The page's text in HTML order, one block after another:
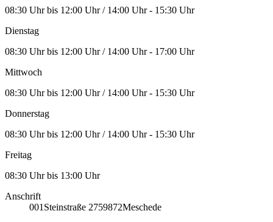
08:30 Uhr bis 12:00 Uhr / 14:00 Uhr - 15:30 Uhr
Dienstag
08:30 Uhr bis 12:00 Uhr / 14:00 Uhr - 17:00 Uhr
Mittwoch
08:30 Uhr bis 12:00 Uhr / 14:00 Uhr - 15:30 Uhr
Donnerstag
08:30 Uhr bis 12:00 Uhr / 14:00 Uhr - 15:30 Uhr
Freitag
08:30 Uhr bis 13:00 Uhr
Anschrift
001 Steinstraße 2759872Meschede